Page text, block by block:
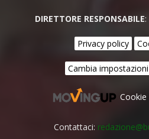
DIRETTORE RESPONSABILE
Privacy policy
Cambia
Cookie
Contattaci: